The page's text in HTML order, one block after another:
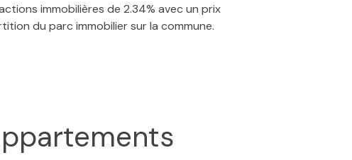
immobilières de 2.34% avec un prix
du parc immobilier sur la commune.